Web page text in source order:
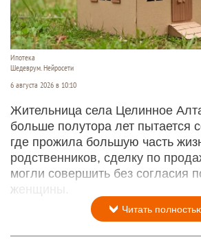
Ипотека
Шедеврум. Нейросети
6 августа 2026 в 10:10
Жительница села Целинное
больше полутора лет пытается
где прожила большую часть
родственников, сделку по
могли совершить без согласия
женщины.
Читать